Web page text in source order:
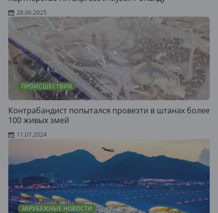
28.06.2025
ПРОИСШЕСТВИЯ
Контрабандист попытался провезти в штанах более
100 живых змей
11.07.2024
ЗАРУБЕЖНЫЕ НОВОСТИ